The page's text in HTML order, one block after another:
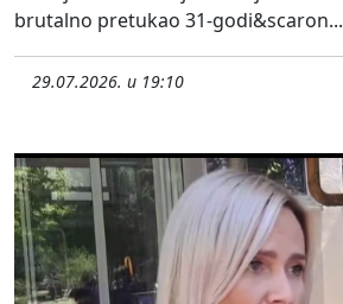
brutalno pretukao 31-godi&scaron...
29.07.2026. u 19:10